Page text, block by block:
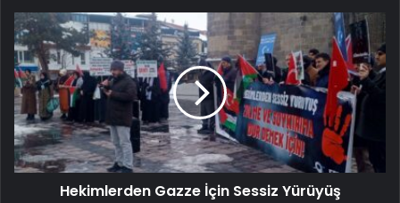
Hekimlerden Gazze İçin Sessiz Yürüyüş